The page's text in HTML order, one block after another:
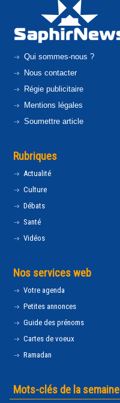
Qui sommes-nous ?
Nous contacter
Régie publicitaire
Mentions légales
Soumettre article
Rubriques
Actualité
Culture
Débats
Santé
Vidéos
Nos services web
Votre agenda
Petites annonces
Guide des prénoms
Cartes de voeux
Ramadan
Mots-clés de la semaine